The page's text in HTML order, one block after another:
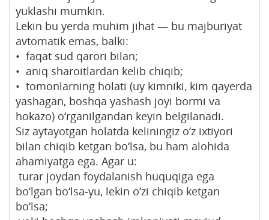
yuklashi mumkin.
Lekin bu yerda muhim jihat — bu majburiyat
avtomatik emas, balki:
• faqat sud qarori bilan;
• aniq sharoitlardan kelib chiqib;
• tomonlarning holati (uy kimniki, kim qayerda
yashagan, boshqa yashash joyi bormi va
hokazo) o‘rganilgandan keyin belgilanadi.
Siz aytayotgan holatda keliningiz o‘z ixtiyori
bilan chiqib ketgan bo‘lsa, bu ham alohida
ahamiyatga ega. Agar u:
turar joydan foydalanish huquqiga ega
bo‘lgan bo‘lsa-yu, lekin o‘zi chiqib ketgan
bo‘lsa;